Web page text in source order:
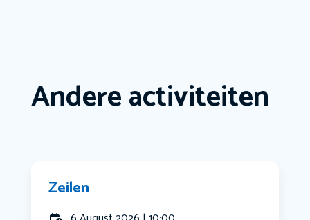
Andere activiteiten
Zeilen